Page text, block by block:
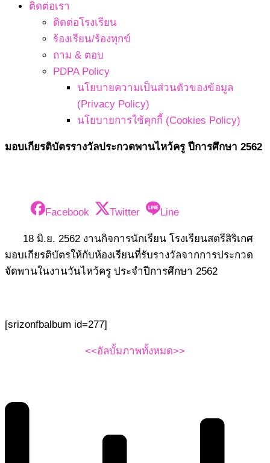
ติดต่อเรา
ติดต่อโรงเรียน
ร้องเรียน/ร้องทุกข์
ถาม & ตอบ
PDPA Policy
นโยบายความเป็นส่วนตัวของข้อมูล
(Privacy Policy)
นโยบายการใช้คุกกี้ (Cookies Policy)
มอบเกียรติบัตรรางวัลประกวดพานไหว้ครู ปีการศึกษา 2562
Facebook Twitter Line
18 มิ.ย. 2562 งานกิจการนักเรียน โรงเรียนสตรีสิริเกศ
มอบเกียรติบัตรให้กับห้องเรียนที่รับรางวัลจากการประกวด
จัดพานในงานวันไหว้ครู ประจำปีการศึกษา 2562
[srizonfbalbum id=277]
<<อัลบั้มภาพทั้งหมด>>